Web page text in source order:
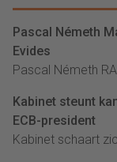
Pascal Németh
Evides
Pascal Németh RA
Kabinet steunt
ECB-president
Kabinet schaart